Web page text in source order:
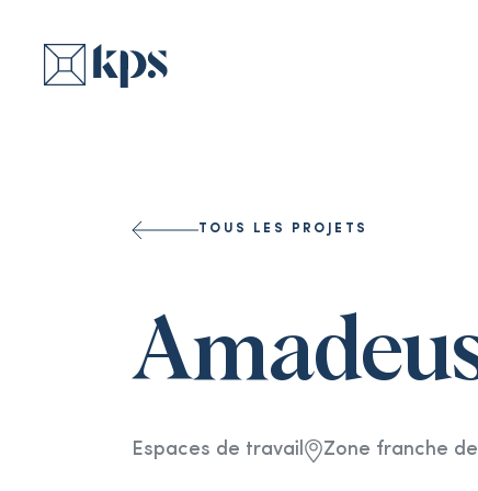
TOUS LES PROJETS
Espaces de travail Zone franche